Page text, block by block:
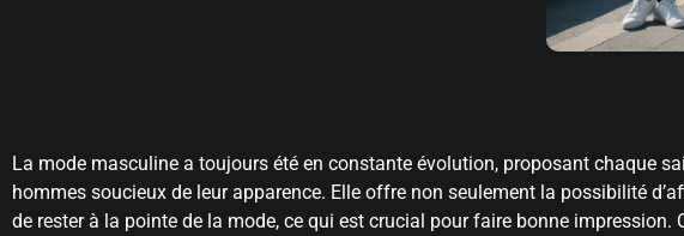
La mode masculine a toujours été en constante évolution, proposant chaque
hommes soucieux de leur apparence. Elle offre non seulement la possibilité
de rester à la pointe de la mode, ce qui est crucial pour faire bonne impression.